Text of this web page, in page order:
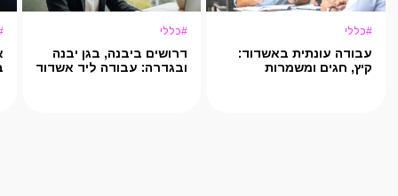
#כללי
עבודה עונתית באשדוד:
קיץ, חגים ומשמרות
#כללי
דרושים ביבנה, בגן יבנה
ובגדרה: עבודה ליד אשדוד